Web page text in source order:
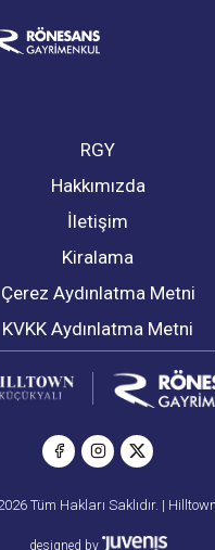
RGY
Hakkımızda
İletişim
Kiralama
Çerez Aydınlatma Metni
KVKK Aydınlatma Metni
Tüm Hakları Saklıdır. |
designed by